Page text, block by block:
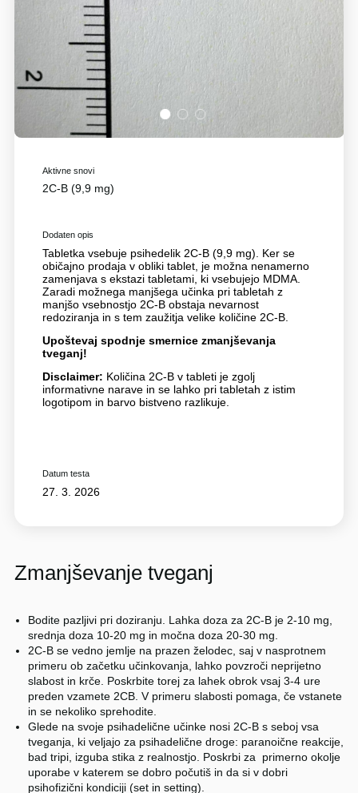
1 2 3
Aktivne snovi
2C-B (9,9 mg)
Dodaten opis
Tabletka vsebuje psihedelik 2C-B (9,9 mg). Ker se
običajno prodaja v obliki tablet, je možna nenamerno
zamenjava s ekstazi tabletami, ki vsebujejo MDMA.
Zaradi možnega manjšega učinka pri tabletah z
manjšo vsebnostjo 2C-B obstaja nevarnost
redoziranja in s tem zaužitja velike količine 2C-B.
Upoštevaj spodnje smernice zmanjševanja
tveganj!
Disclaimer: Količina 2C-B v tableti je zgolj
informativne narave in se lahko pri tabletah z istim
logotipom in barvo bistveno razlikuje.
Datum testa
27. 3. 2026
Zmanjševanje tveganj
Bodite pazljivi pri doziranju. Lahka doza za 2C-B je 2-10 mg,
srednja doza 10-20 mg in močna doza 20-30 mg.
2C-B se vedno jemlje na prazen želodec, saj v nasprotnem
primeru ob začetku učinkovanja, lahko povzroči neprijetno
slabost in krče. Poskrbite torej za lahek obrok vsaj 3-4 ure
preden vzamete 2CB. V primeru slabosti pomaga, če vstanete
in se nekoliko sprehodite.
Glede na svoje psihadelične učinke nosi 2C-B s seboj vsa
tveganja, ki veljajo za psihadelične droge: paranoične reakcije,
bad tripi, izguba stika z realnostjo. Poskrbi za primerno okolje
uporabe v katerem se dobro počutiš in da si v dobri
psihofizični kondiciji (set in setting).